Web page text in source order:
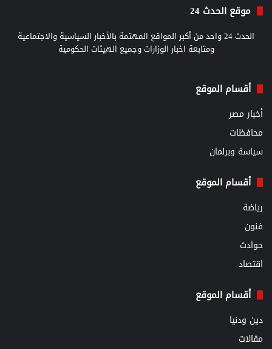
موقع الحدث 24
الحدث 24 واحد من أكبر المواقع المهتمة بالأخبار السياسية والاجتماعية
ومتابعة اخبار الوزارات وجميع الهيئات الحكومية
أقسام الموقع
أخبار مصر
محافظات
سياسة وبرلمان
أقسام الموقع
رياضة
فنون
حوادث
اقتصاد
أقسام الموقع
دين ودنيا
مقالات